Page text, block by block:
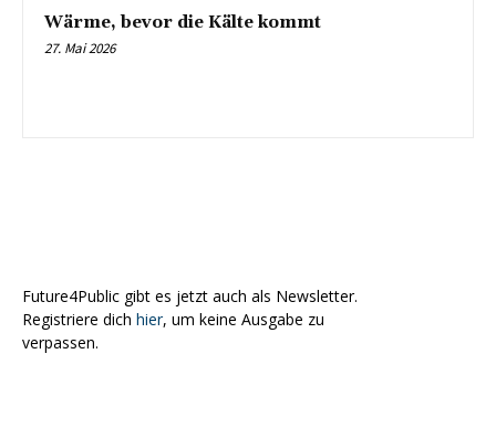
Wärme, bevor die Kälte kommt
27. Mai 2026
Future4Public gibt es jetzt auch als Newsletter.
Registriere dich hier, um keine Ausgabe zu
verpassen.